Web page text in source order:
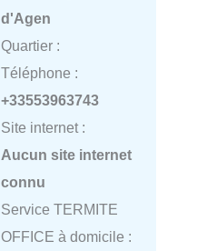
d'Agen
Quartier :
Téléphone :
+33553963743
Site internet :
Aucun site internet
connu
Service TERMITE
OFFICE à domicile :